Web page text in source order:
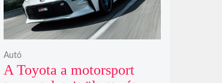
A Toyota a motorsport
Autó